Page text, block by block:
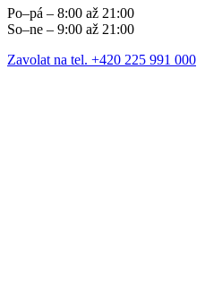
Po–pá – 8:00 až 21:00
So–ne – 9:00 až 21:00
Zavolat na tel. +420 225 991 000